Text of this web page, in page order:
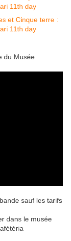
du Musée
sauf les tarifs
dans le musée